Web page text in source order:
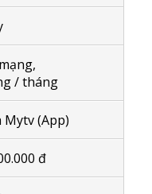
/ tháng
(App)
đ